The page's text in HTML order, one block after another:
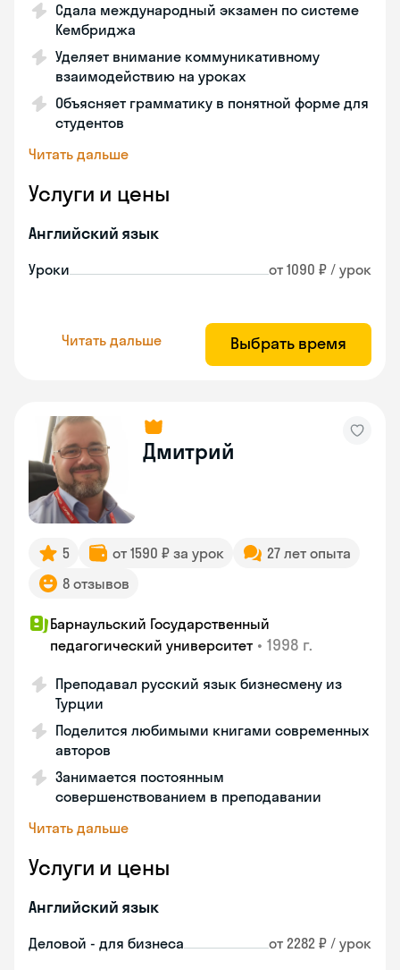
Сдала международный экзамен по системе
Кембриджа
Уделяет внимание коммуникативному
взаимодействию на уроках
Объясняет грамматику в понятной форме для
студентов
Читать дальше
Услуги и цены
Английский язык
Уроки от 1090 ₽ / урок
Читать дальше Выбрать время
Дмитрий
5 от 1590 ₽ за урок
27 лет опыта
8 отзывов
Барнаульский Государственный
педагогический университет • 1998 г.
Преподавал русский язык бизнесмену из
Турции
Поделится любимыми книгами современных
авторов
Занимается постоянным
совершенствованием в преподавании
Читать дальше
Услуги и цены
Английский язык
Деловой - для бизнеса от 2282 ₽ / урок